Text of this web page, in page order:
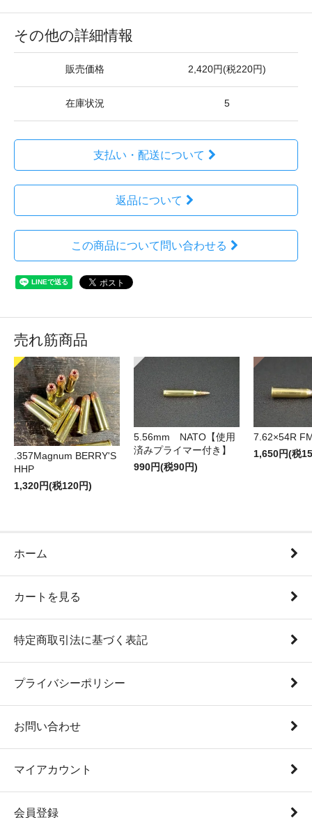
その他の詳細情報
販売価格 2,420円(税220円)
在庫状況 5
支払い・配送について
返品について
この商品について問い合わせる
売れ筋商品
.357Magnum BERRY'S
HHP
1,320円(税120円)
5.56mm NATO【使用
済みプライマー付き】
990円(税90円)
7.62×54R
1,650円(税
ホーム
カートを見る
特定商取引法に基づく表記
プライバシーポリシー
お問い合わせ
マイアカウント
会員登録